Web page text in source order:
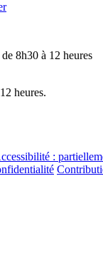
8h30 à 12 heures
heures.
: